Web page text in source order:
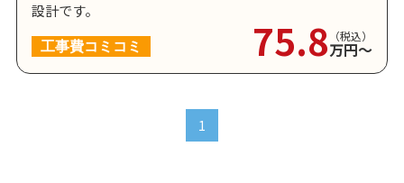
設計です。
工事費コミコミ 75.8 （税込）
万円〜
1